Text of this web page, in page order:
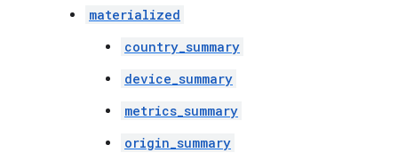
materialized
country_summary
device_summary
metrics_summary
origin_summary